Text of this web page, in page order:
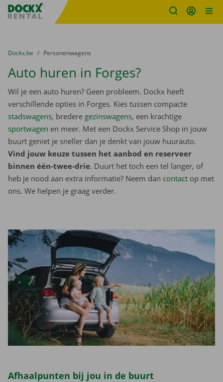
Fratello DEMO
U bevindt zich hier:
van
Dockx.be naar
Personenwagens
Auto huren in Forges?
Wil je een auto huren? Geen probleem. Dockx heeft
verschillende opties in Forges. Kies tussen compacte
stadswagens, bredere gezinswagens, een krachtige
sportwagen en meer. Met een Dockx Service Shop in jouw
buurt geniet je sneller dan je denkt van jouw huurauto.
Vind jouw keuze tussen het aanbod en reserveer
binnen één-twee-drie. Duurt het toch een tel langer, of
heb je nood aan extra informatie? Neem dan contact op met
ons. We helpen je graag verder.
Afhaalpunten bij jou in de buurt